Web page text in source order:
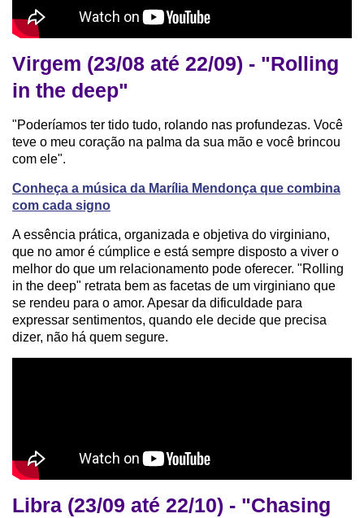
Virgem (23/08 até 22/09) - "Rolling
in the deep"
"Poderíamos ter tido tudo, rolando nas profundezas. Você
teve o meu coração na palma da sua mão e você brincou
com ele".
Conheça a música da Marília Mendonça que combina
com cada signo
A essência prática, organizada e objetiva do virginiano,
que no amor é cúmplice e está sempre disposto a viver o
melhor do que um relacionamento pode oferecer. "Rolling
in the deep" retrata bem as facetas de um virginiano que
se rendeu para o amor. Apesar da dificuldade para
expressar sentimentos, quando ele decide que precisa
dizer, não há quem segure.
Libra (23/09 até 22/10) - "Chasing